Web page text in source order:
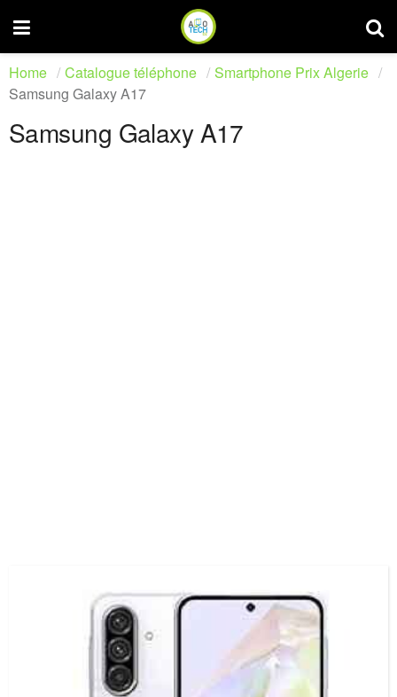
Home Catalogue téléphone
Smartphone Prix Algerie
Samsung Galaxy A17
Samsung Galaxy A17